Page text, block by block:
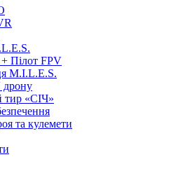
Пілот FPV
M.I.L.E.S.
дрону
тир «СІЧ»
та кулемети